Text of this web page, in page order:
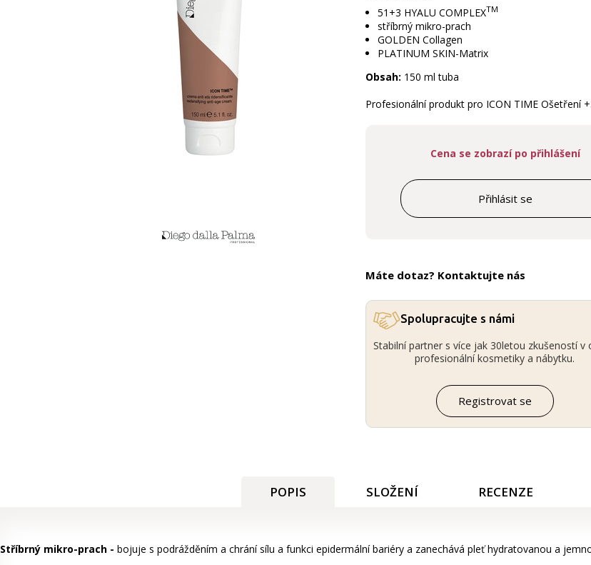
51+3 HYALU COMPLEXTM
stříbrný mikro-prach
GOLDEN Collagen
PLATINUM SKIN-Matrix
Obsah: 150 ml tuba
Profesionální produkt pro ICON TIME Ošetření
Cena se zobrazí po přihlášení
Přihlásit se
Máte dotaz? Kontaktujte nás
Spolupracujte s námi
Stabilní partner s více jak 30letou zkušeností v
profesionální kosmetiky a nábytku.
Registrovat se
POPIS SLOŽENÍ RECENZE
Stříbrný mikro-prach - bojuje s podrážděním a chrání sílu a funkci epidermální bariéry a zanechává pleť hydratovanou a